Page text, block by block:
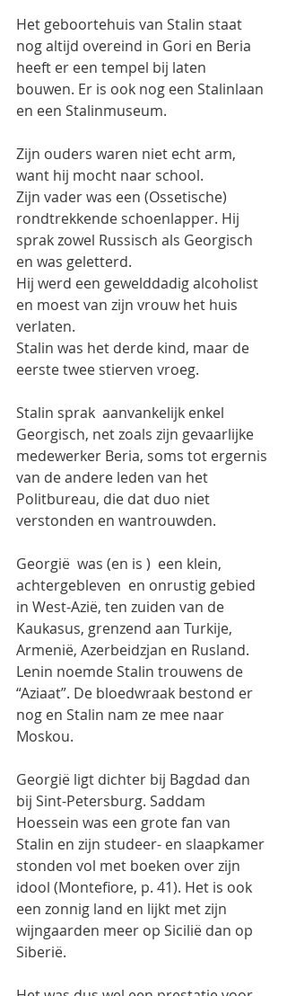
Het geboortehuis van Stalin staat
nog altijd overeind in Gori en Beria
heeft er een tempel bij laten
bouwen. Er is ook nog een Stalinlaan
en een Stalinmuseum.
Zijn ouders waren niet echt arm,
want hij mocht naar school.
Zijn vader was een (Ossetische)
rondtrekkende schoenlapper. Hij
sprak zowel Russisch als Georgisch
en was geletterd.
Hij werd een gewelddadig alcoholist
en moest van zijn vrouw het huis
verlaten.
Stalin was het derde kind, maar de
eerste twee stierven vroeg.
Stalin sprak  aanvankelijk enkel
Georgisch, net zoals zijn gevaarlijke
medewerker Beria, soms tot ergernis
van de andere leden van het
Politbureau, die dat duo niet
verstonden en wantrouwden.
Georgië  was (en is )  een klein,
achtergebleven  en onrustig gebied
in West-Azië, ten zuiden van de
Kaukasus, grenzend aan Turkije,
Armenië, Azerbeidzjan en Rusland.
Lenin noemde Stalin trouwens de
“Aziaat”. De bloedwraak bestond er
nog en Stalin nam ze mee naar
Moskou.
Georgië ligt dichter bij Bagdad dan
bij Sint-Petersburg. Saddam
Hoessein was een grote fan van
Stalin en zijn studeer- en slaapkamer
stonden vol met boeken over zijn
idool (Montefiore, p. 41). Het is ook
een zonnig land en lijkt met zijn
wijngaarden meer op Sicilië dan op
Siberië.